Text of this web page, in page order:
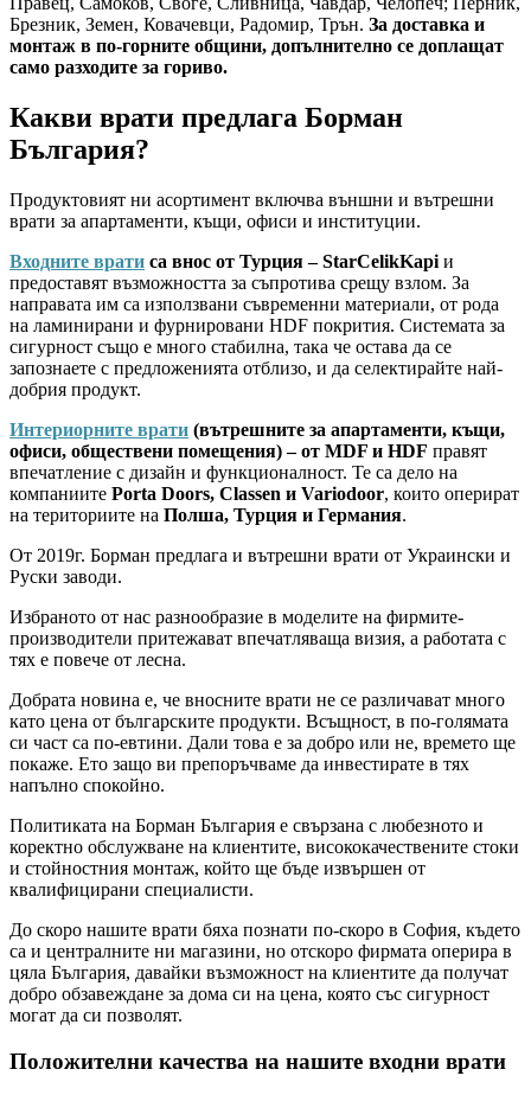
Брезник, Земен, Ковачевци, Радомир, Трън. За доставка и
монтаж в по-горните общини, допълнително се доплащат
само разходите за гориво.
Какви врати предлага Борман
България?
Продуктовият ни асортимент включва външни и вътрешни
врати за апартаменти, къщи, офиси и институции.
Входните врати са внос от Турция – StarCelikKapi и
предоставят възможността за съпротива срещу взлом. За
направата им са използвани съвременни материали, от рода
на ламинирани и фурнировани HDF покрития. Системата за
сигурност също е много стабилна, така че остава да се
запознаете с предложенията отблизо, и да селектирайте най-
добрия продукт.
Интериорните врати (вътрешните за апартаменти, къщи,
офиси, обществени помещения) – от MDF и HDF правят
впечатление с дизайн и функционалност. Те са дело на
компаниите Porta Doors, Classen и Variodoor, които оперират
на териториите на Полша, Турция и Германия.
От 2019г. Борман предлага и вътрешни врати от Украински и
Руски заводи.
Избраното от нас разнообразие в моделите на фирмите-
производители притежават впечатляваща визия, а работата с
тях е повече от лесна.
Добрата новина е, че вносните врати не се различават много
като цена от българските продукти. Всъщност, в по-голямата
си част са по-евтини. Дали това е за добро или не, времето ще
покаже. Ето защо ви препоръчваме да инвестирате в тях
напълно спокойно.
Политиката на Борман България е свързана с любезното и
коректно обслужване на клиентите, висококачествените стоки
и стойностния монтаж, който ще бъде извършен от
квалифицирани специалисти.
До скоро нашите врати бяха познати по-скоро в София, където
са и централните ни магазини, но отскоро фирмата оперира в
цяла България, давайки възможност на клиентите да получат
добро обзавеждане за дома си на цена, която със сигурност
могат да си позволят.
Положителни качества на нашите входни врати